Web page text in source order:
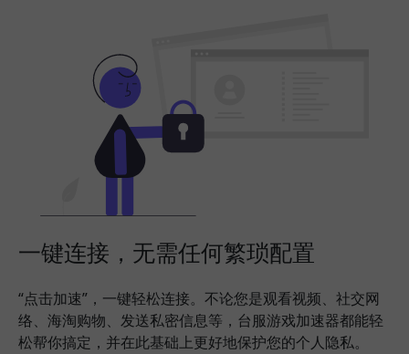
一键连接，无需任何繁琐配置
“点击加速”，一键轻松连接。不论您是观看视频、社交网
络、海淘购物、发送私密信息等，台服游戏加速器都能轻
松帮你搞定，并在此基础上更好地保护您的个人隐私。